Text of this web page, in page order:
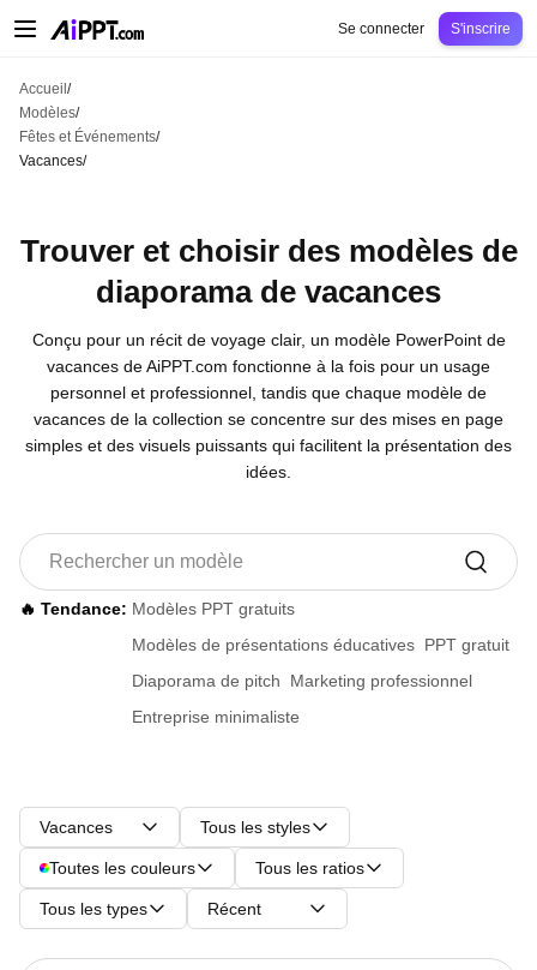
Éducation
Se connecter S'inscrire
Accueil /
Modèles/
Fêtes et Événements/
Vacances/
Trouver et choisir des modèles de
diaporama de vacances
Conçu pour un récit de voyage clair, un modèle PowerPoint de
vacances de AiPPT.com fonctionne à la fois pour un usage
personnel et professionnel, tandis que chaque modèle de
vacances de la collection se concentre sur des mises en page
simples et des visuels puissants qui facilitent la présentation des
idées.
🔥 Tendance: Modèles PPT gratuits
Modèles de présentations éducatives PPT gratuit
Diaporama de pitch
Marketing professionnel
Entreprise minimaliste
Vacances Tous les styles
Toutes les couleurs Tous les ratios
Tous les types Récent